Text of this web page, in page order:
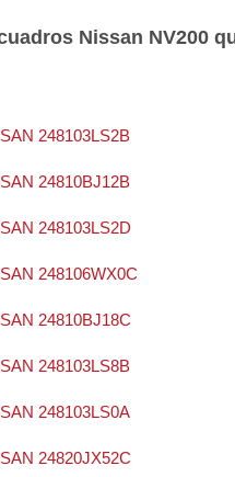
Nissan NV200
248103LS2B
24810BJ12B
248103LS2D
248106WX0C
24810BJ18C
248103LS8B
248103LS0A
24820JX52C